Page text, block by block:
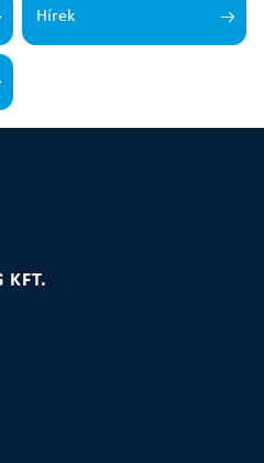
Hírek
KFT.